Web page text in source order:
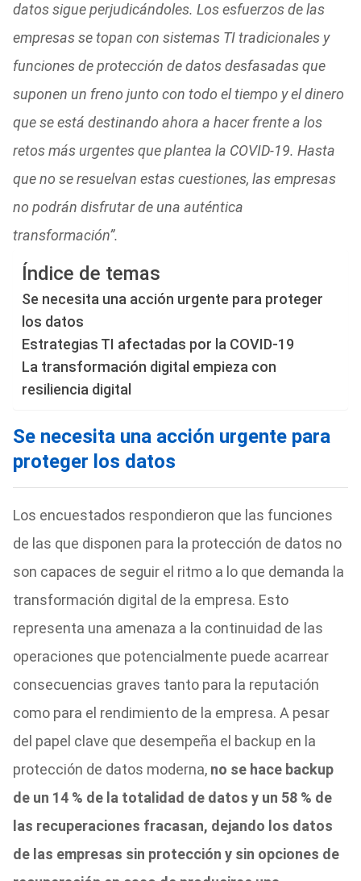
datos sigue perjudicándoles. Los esfuerzos de las
empresas se topan con sistemas TI tradicionales y
funciones de protección de datos desfasadas que
suponen un freno junto con todo el tiempo y el dinero
que se está destinando ahora a hacer frente a los
retos más urgentes que plantea la COVID-19. Hasta
que no se resuelvan estas cuestiones, las empresas
no podrán disfrutar de una auténtica
transformación”.
Índice de temas
Se necesita una acción urgente para proteger
los datos
Estrategias TI afectadas por la COVID-19
La transformación digital empieza con
resiliencia digital
Se necesita una acción urgente para
proteger los datos
Los encuestados respondieron que las funciones
de las que disponen para la protección de datos no
son capaces de seguir el ritmo a lo que demanda la
transformación digital de la empresa. Esto
representa una amenaza a la continuidad de las
operaciones que potencialmente puede acarrear
consecuencias graves tanto para la reputación
como para el rendimiento de la empresa. A pesar
del papel clave que desempeña el backup en la
protección de datos moderna,no se hace backup
de un 14 % de la totalidad de datos y un 58 % de
las recuperaciones fracasan, dejando los datos
de las empresas sin protección y sin opciones de